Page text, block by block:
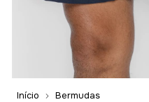
Início Bermudas